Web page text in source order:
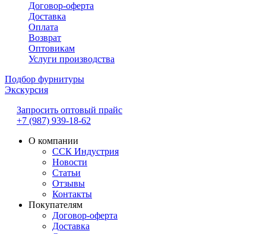
Договор-оферта
Доставка
Оплата
Возврат
Оптовикам
Услуги производства
Подбор фурнитуры
Экскурсия
Запросить оптовый прайс
+7 (987) 939-18-62
О компании
ССК Индустрия
Новости
Статьи
Отзывы
Контакты
Покупателям
Договор-оферта
Доставка